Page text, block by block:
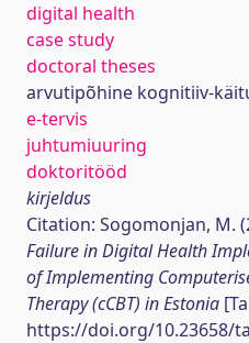
digital health
case study
doctoral theses
arvutipõhine kognitiiv-
e-tervis
juhtumiuuring
doktoritööd
kirjeldus
Citation: Sogomonjan, M.
Failure in Digital Health
of Implementing
Therapy (cCBT) in Estonia
https://doi.org/10.23658/